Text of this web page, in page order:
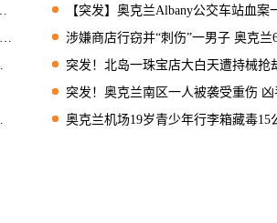
【突发】奥克兰Albany公交车站血案一伤者
涉嫌商店行窃并“刺伤”一男子 奥克兰6名青少年
突发！北岛一珠宝店大白天遭持械抢
突发！奥克兰南区一人被袭受重伤 凶手
奥克兰机场19岁青少年行李箱藏毒15公斤 或面临终身监